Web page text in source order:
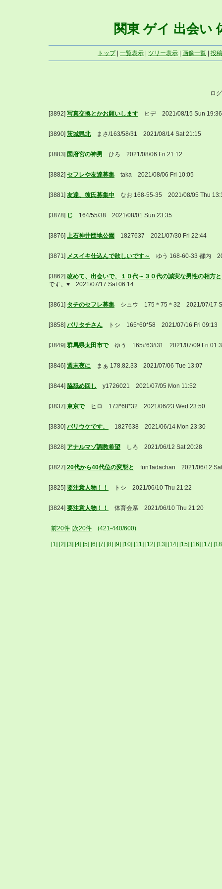
関東 ゲイ 出会い
トップ| 一覧表示 ツリー表示 画像一覧 投
ロ
[3892] 写真交換とかお願いします ヒデ 2021/08/15 Sun
[3890] 茨城県北まさ/163/58/31 2021/08/14 Sat 21:15
[3883] 国府宮の神男 ひろ 2021/08/06 Fri 21:12
[3882] セフレや友達募集 taka 2021/08/06 Fri 10:05
[3881] 友達、彼氏募集中 なお 168-55-35 2021/08/05 Thu
[3878] じ 164/55/38 2021/08/01 Sun 23:35
[3876] 上石神井団地公園 1827637 2021/07/30 Fri 22:44
[3871] メスイキ仕込んで欲しいです～ ゆう 168-60-33 都内
[3862] 改めて、出会いで、１０代～３０代の誠実な男性の相方
です。♥️ 2021/07/17 Sat 06:14
[3861] タチのセフレ募集 シュウ 175＊75＊32 2021/07/
[3858] バリタチさん トシ 165*60*58 2021/07/16 Fri
[3849] 群馬県太田市でゆう 165#63#31 2021/07/09 Fri
[3846] 週末夜に まぁ 178.82.33 2021/07/06 Tue 13:07
[3844] 脇舐め回し y1726021 2021/07/05 Mon 11:52
[3837] 東京でヒロ 173*68*32 2021/06/23 Wed 23:50
[3830] バリウケです、 1827638 2021/06/14 Mon 23:30
[3828] アナルマゾ調教希望 しろ 2021/06/12 Sat 20:28
[3827] 20代から40代位の変態と funTadachan 2021/06/12
[3825] 要注意人物！！ トシ 2021/06/10 Thu 21:22
[3824] 要注意人物！！ 体育会系 2021/06/10 Thu 21:20
前20件 次20件 (421-440/600)
[1] [2] [3] [4] [5] [6] [7] [8] [9] [10] [11] [12] [13] [14] [15] [16] [17] [18